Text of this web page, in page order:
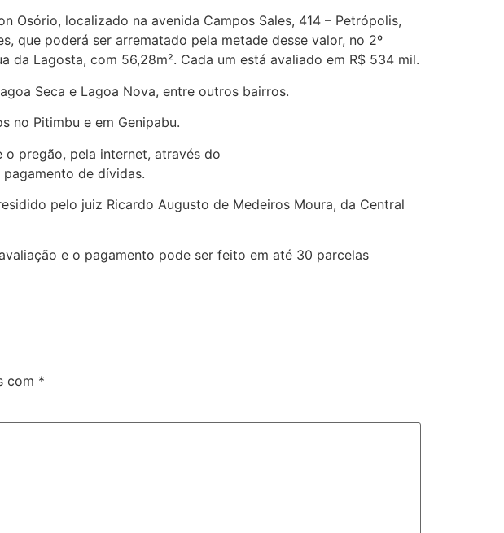
Osório, localizado na avenida Campos Sales, 414 – Petrópolis,
que poderá ser arrematado pela metade desse valor, no 2º
Lagosta, com 56,28m². Cada um está avaliado em R$ 534 mil.
Seca e Lagoa Nova, entre outros bairros.
no Pitimbu e em Genipabu.
o pregão, pela internet, através do
de dívidas.
pelo juiz Ricardo Augusto de Medeiros Moura, da Central
e o pagamento pode ser feito em até 30 parcelas
com *